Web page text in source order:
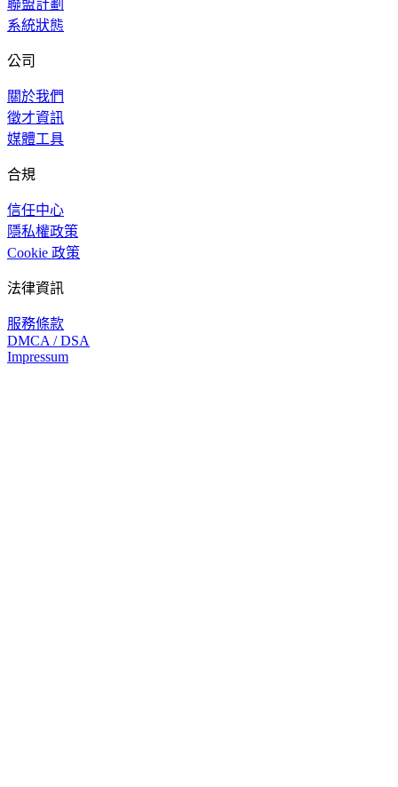
聯盟計劃
系統狀態
公司
關於我們
徵才資訊
媒體工具
合規
信任中心
隱私權政策
Cookie 政策
法律資訊
服務條款
DMCA / DSA
Impressum